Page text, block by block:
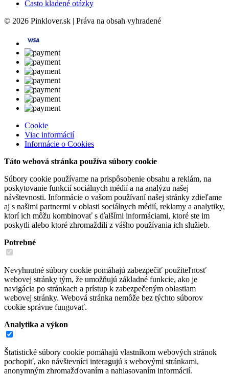
Často kladené otázky
© 2026 Pinklover.sk | Práva na obsah vyhradené
Cookie
Viac informácií
Informácie o Cookies
Táto webová stránka používa súbory cookie
Súbory cookie používame na prispôsobenie obsahu a reklám, na
poskytovanie funkcií sociálnych médií a na analýzu našej
návštevnosti. Informácie o vašom používaní našej stránky zdieľame
aj s našimi partnermi v oblasti sociálnych médií, reklamy a analytiky,
ktorí ich môžu kombinovať s ďalšími informáciami, ktoré ste im
poskytli alebo ktoré zhromaždili z vášho používania ich služieb.
Potrebné
Nevyhnutné súbory cookie pomáhajú zabezpečiť použiteľnosť
webovej stránky tým, že umožňujú základné funkcie, ako je
navigácia po stránkach a prístup k zabezpečeným oblastiam
webovej stránky. Webová stránka nemôže bez týchto súborov
cookie správne fungovať.
Analytika a výkon
Štatistické súbory cookie pomáhajú vlastníkom webových stránok
pochopiť, ako návštevníci interagujú s webovými stránkami,
anonymným zhromažďovaním a nahlasovaním informácií.